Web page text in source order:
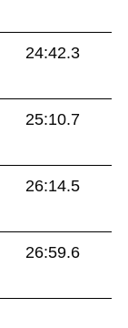
24:42.3
25:10.7
26:14.5
26:59.6